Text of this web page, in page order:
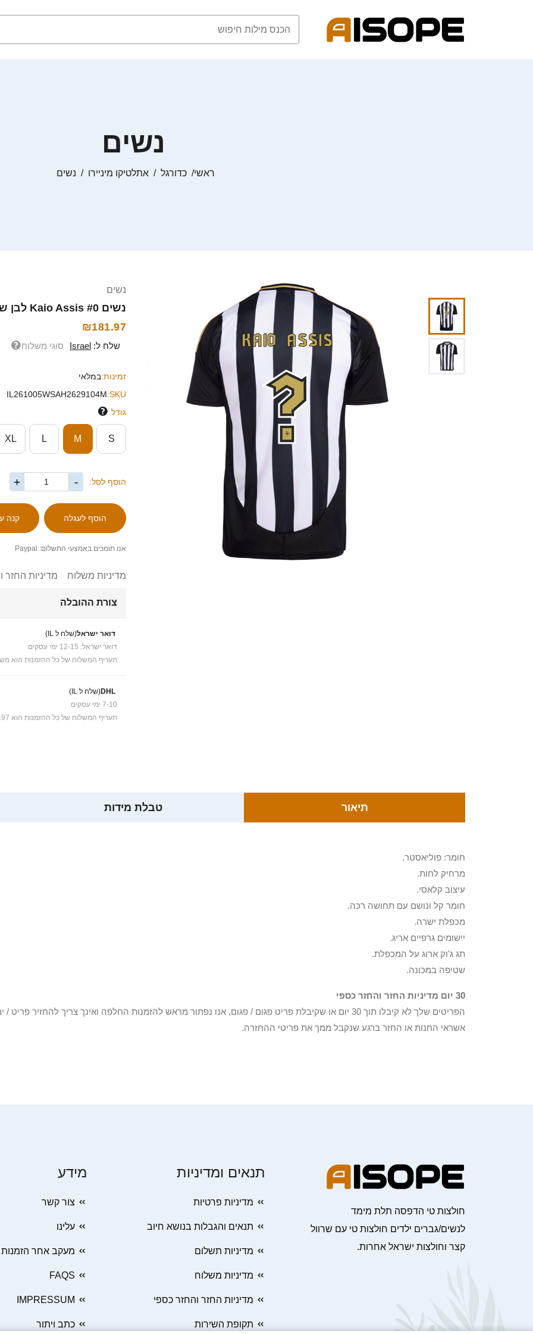
נשים
ראשי כדורגל אתלטיקו מיניירו נשים
נשים
נשים Kaio Assis #0 לבן שחור ג'רזי ביתית 2025/26 חולצה קצרה
₪181.97
שלח ל: Israel סוגי משלוח
זמינות:במלאי
SKU:
IL261005WSAH2629104M
גודל
S
M
L
XL
הוסף לסל: -
+
אנו תומכים באמצעי התשלום: Paypal
מדיניות משלוח מדיניות החזר
צורת ההובלה
דואר ישראל(שלח ל IL)
דואר ישראל: 12-15 ימי עסקים
תעריף המשלוח של כל ההזמנות הוא
DHL(שלח ל IL)
7-10 ימי עסקים
תעריף המשלוח של כל ההזמנות הוא ₪41.97
תיאור טבלת מידות
חומר: פוליאסטר.
מרחיק לחות.
עיצוב קלאסי.
חומר קל ונושם עם תחושה רכה.
מכפלת ישרה.
יישומים גרפיים אריג.
תג ג'וק ארוג על המכפלת.
שטיפה במכונה.
30 יום מדיניות החזר והחזר כספי
הפריטים שלך לא קיבלו תוך 30 יום או שקיבלת פריט פגום / פגום, אנו נפתור מראש להזמנות החלפה ואינך צריך
אשראי החנות או החזר ברגע שנקבל ממך את פריטי ההחזרה.
חולצות טי הדפסה תלת מימד
לנשים/גברים ילדים חולצות טי עם שרוול
קצר וחולצות ישראל אחרות.
תנאים ומדיניות
מדיניות פרטיות
תנאים והגבלות בנושא חיוב
מדיניות תשלום
מדיניות משלוח
מדיניות החזר והחזר כספי
תקופת השירות
מידע
צור קשר
עלינו
מעקב אחר הזמנות
FAQS
IMPRESSUM
כתב ויתור